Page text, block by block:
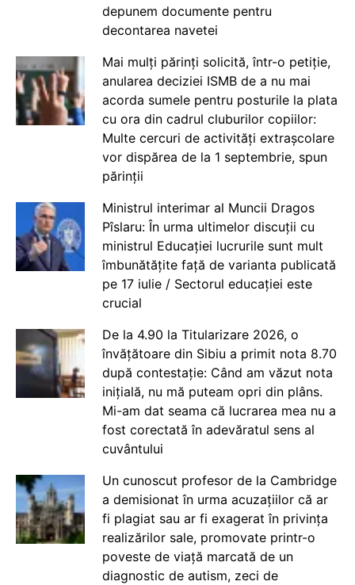
depunem documente pentru
decontarea navetei
Mai mulți părinți solicită, într-o petiție,
anularea deciziei ISMB de a nu mai
acorda sumele pentru posturile la plata
cu ora din cadrul cluburilor copiilor:
Multe cercuri de activități extrașcolare
vor dispărea de la 1 septembrie, spun
părinții
Ministrul interimar al Muncii Dragos
Pîslaru: În urma ultimelor discuții cu
ministrul Educației lucrurile sunt mult
îmbunătățite față de varianta publicată
pe 17 iulie / Sectorul educației este
crucial
De la 4.90 la Titularizare 2026, o
învățătoare din Sibiu a primit nota 8.70
după contestație: Când am văzut nota
inițială, nu mă puteam opri din plâns.
Mi-am dat seama că lucrarea mea nu a
fost corectată în adevăratul sens al
cuvântului
Un cunoscut profesor de la Cambridge
a demisionat în urma acuzațiilor că ar
fi plagiat sau ar fi exagerat în privința
realizărilor sale, promovate printr-o
poveste de viață marcată de un
diagnostic de autism, zeci de